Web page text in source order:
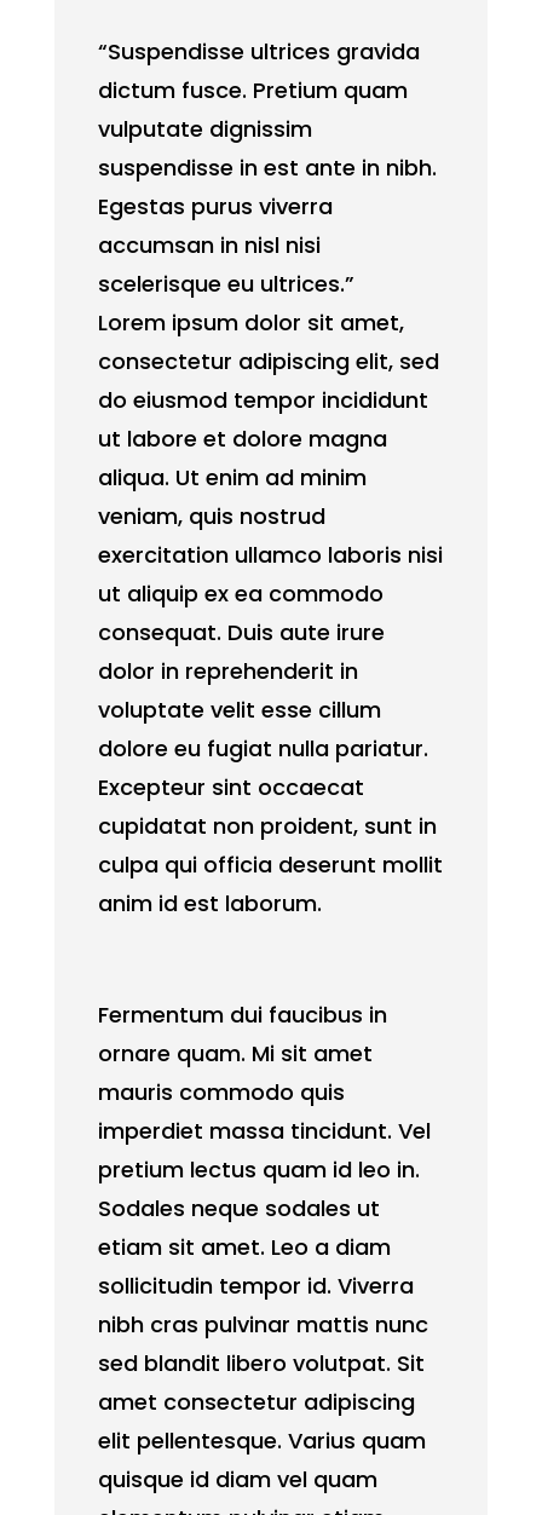
“Suspendisse ultrices gravida
dictum fusce. Pretium quam
vulputate dignissim
suspendisse in est ante in nibh.
Egestas purus viverra
accumsan in nisl nisi
scelerisque eu ultrices.”
Lorem ipsum dolor sit amet,
consectetur adipiscing elit, sed
do eiusmod tempor incididunt
ut labore et dolore magna
aliqua. Ut enim ad minim
veniam, quis nostrud
exercitation ullamco laboris nisi
ut aliquip ex ea commodo
consequat. Duis aute irure
dolor in reprehenderit in
voluptate velit esse cillum
dolore eu fugiat nulla pariatur.
Excepteur sint occaecat
cupidatat non proident, sunt in
culpa qui officia deserunt mollit
anim id est laborum.
Fermentum dui faucibus in
ornare quam. Mi sit amet
mauris commodo quis
imperdiet massa tincidunt. Vel
pretium lectus quam id leo in.
Sodales neque sodales ut
etiam sit amet. Leo a diam
sollicitudin tempor id. Viverra
nibh cras pulvinar mattis nunc
sed blandit libero volutpat. Sit
amet consectetur adipiscing
elit pellentesque. Varius quam
quisque id diam vel quam